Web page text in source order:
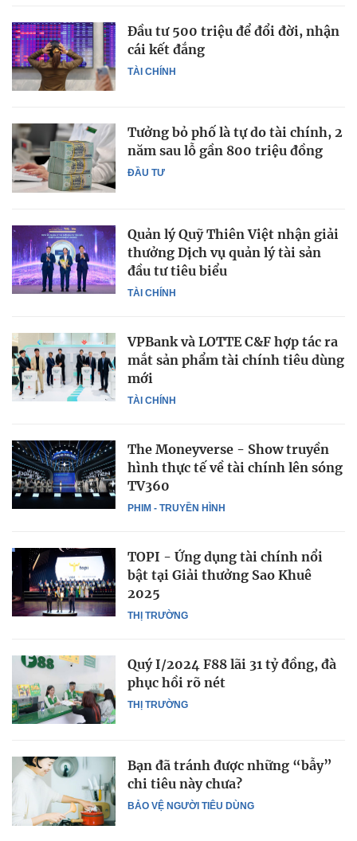
TÀI CHÍNH
Đầu tư 500 triệu để đổi đời, nhận
cái kết đắng
ĐẦU TƯ
Tưởng bỏ phố là tự do tài chính, 2
năm sau lỗ gần 800 triệu đồng
TÀI CHÍNH
Quản lý Quỹ Thiên Việt nhận giải
thưởng Dịch vụ quản lý tài sản
đầu tư tiêu biểu
TÀI CHÍNH
VPBank và LOTTE C&F hợp tác ra
mắt sản phẩm tài chính tiêu dùng
mới
PHIM - TRUYỀN HÌNH
The Moneyverse - Show truyền
hình thực tế về tài chính lên sóng
TV360
THỊ TRƯỜNG
TOPI - Ứng dụng tài chính nổi
bật tại Giải thưởng Sao Khuê
2025
THỊ TRƯỜNG
Quý I/2024 F88 lãi 31 tỷ đồng, đà
phục hồi rõ nét
BẢO VỆ NGƯỜI TIÊU DÙNG
Bạn đã tránh được những “bẫy”
chi tiêu này chưa?